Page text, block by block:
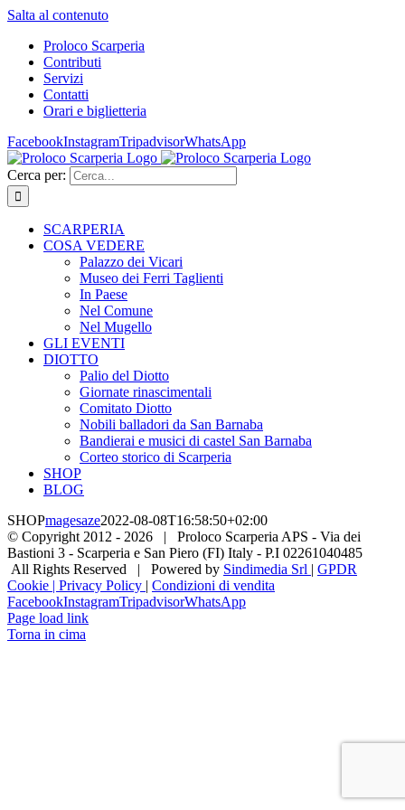
Salta al contenuto
Proloco Scarperia
Contributi
Servizi
Contatti
Orari e biglietteria
FacebookInstagramTripadvisorWhatsApp
Cerca per:
SCARPERIA
COSA VEDERE
Palazzo dei Vicari
Museo dei Ferri Taglienti
In Paese
Nel Comune
Nel Mugello
GLI EVENTI
DIOTTO
Palio del Diotto
Giornate rinascimentali
Comitato Diotto
Nobili balladori da San Barnaba
Bandierai e musici di castel San Barnaba
Corteo storico di Scarperia
SHOP
BLOG
SHOPmagesaze2022-08-08T16:58:50+02:00
© Copyright 2012 - 2026 | Proloco Scarperia APS - Via dei
Bastioni 3 - Scarperia e San Piero (FI) Italy - P.I 02261040485
All Rights Reserved | Powered by Sindimedia Srl | GPDR
Cookie | Privacy Policy | Condizioni di vendita
FacebookInstagramTripadvisorWhatsApp
Page load link
Torna in cima